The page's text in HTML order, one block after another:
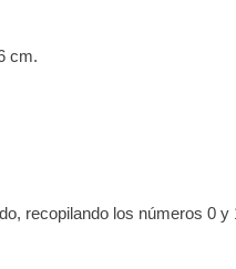
cm.
recopilando los números 0 y